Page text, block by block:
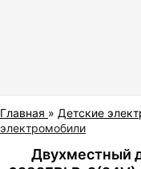
Главная » Детские
электромобили
Двухместный